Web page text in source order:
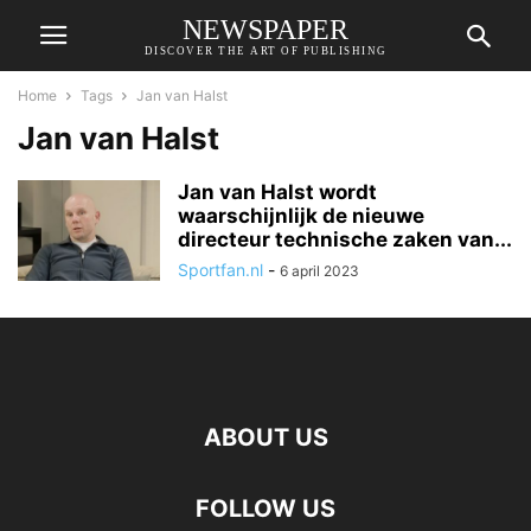
NEWSPAPER
DISCOVER THE ART OF PUBLISHING
Home Tags Jan van Halst
Jan van Halst
Jan van Halst wordt
waarschijnlijk de nieuwe
directeur technische zaken van...
Sportfan.nl - 6 april 2023
ABOUT US
FOLLOW US